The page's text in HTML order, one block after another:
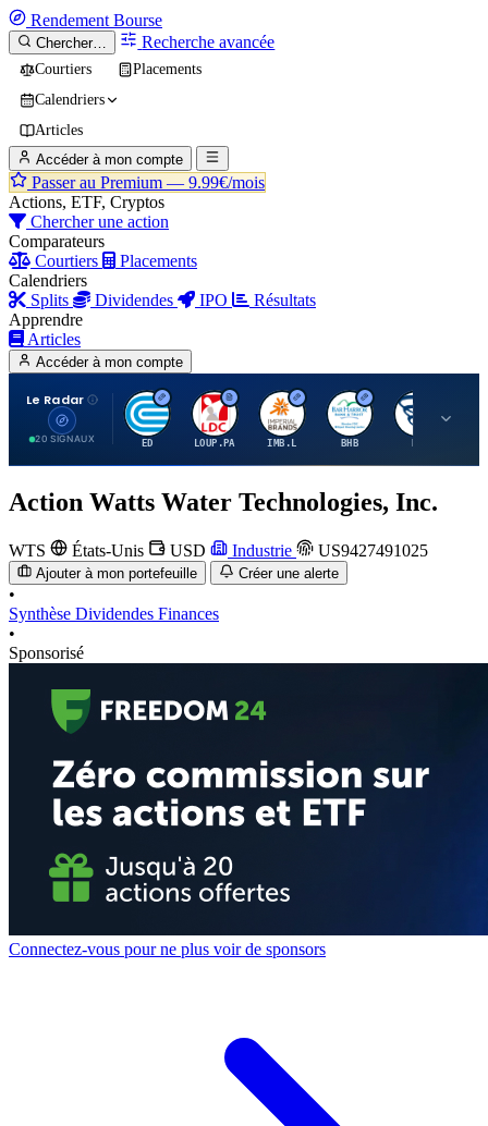
Rendement Bourse
Chercher… Recherche avancée
Courtiers
Placements
Calendriers
Articles
Accéder à mon compte
Passer au Premium — 9.99€/mois
Actions, ETF, Cryptos
Chercher une action
Comparateurs
Courtiers
Placements
Calendriers
Splits
Dividendes IPO
Résultats
Apprendre
Articles
Accéder à mon compte
Le Radar
20 SIGNAUX
C
ED
L
LOUP.PA
I
IMB.L
B
BHB
B
Action Watts Water Technologies, Inc.
WTS États-Unis USD Industrie US9427491025
Ajouter à mon portefeuille Créer une alerte
•
Synthèse Dividendes Finances
•
Sponsorisé
Connectez-vous pour ne plus voir de sponsors